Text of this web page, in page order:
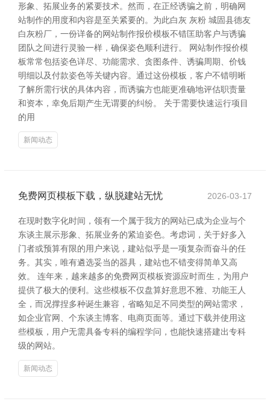
形象、拓展业务的紧要技术。然而，在正经诱骗之前，明确网
站制作的用度和内容是至关紧要的。为此白灰 灰粉 城固县德友
白灰粉厂，一份详备的网站制作报价模板不错匡助客户与诱骗
团队之间进行灵验一样，确保姿色顺利进行。 网站制作报价模
板常常包括姿色详尽、功能需求、贪图条件、诱骗周期、价钱
明细以及付款姿色等关键内容。通过这份模板，客户不错明晰
了解所需行状的具体内容，而诱骗方也能更准确地评估职责量
和资本，幸免后期产生无谓要的纠纷。 关于需要快速运行项目
的用
新闻动态
免费网页模板下载，纵脱建站无忧 2026-03-17
在现时数字化时间，领有一个属于我方的网站已成为企业与个
东谈主展示形象、拓展业务的紧迫姿色。考虑词，关于好多入
门者或预算有限的用户来说，建站似乎是一项复杂而奋斗的任
务。其实，唯有遴选妥当的器具，建站也不错变得简单又高
效。 连年来，越来越多的免费网页模板资源应时而生，为用户
提供了极大的便利。这些模板不仅盘算好意思不雅、功能王人
全，而况撑捏多种诞生兼容，省略知足不同类型的网站需求，
如企业官网、个东谈主博客、电商页面等。通过下载并使用这
些模板，用户无需具备专科的编程学问，也能快速搭建出专科
级的网站。
新闻动态